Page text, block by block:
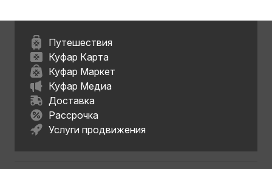
Путешествия
Куфар Карта
Куфар Маркет
Куфар Медиа
Доставка
Рассрочка
Услуги продвижения